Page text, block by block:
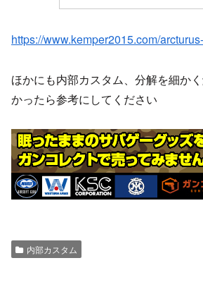
https://www.kemper2015.com/
ほかにも内部カスタム、分解を細か
かったら参考にしてください
内部カスタム